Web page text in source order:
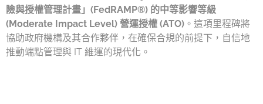
險與授權管理計畫」(FedRAMP®) 的中等影響等級
(Moderate Impact Level) 營運授權 (ATO) 。這項里程碑將
協助政府機構及其合作夥伴，在確保合規的前提下，自信地
推動端點管理與 IT 維運的現代化。